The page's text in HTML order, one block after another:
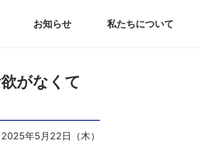
お知らせ 私たちについて
がなくて
2025年5月22日（木）